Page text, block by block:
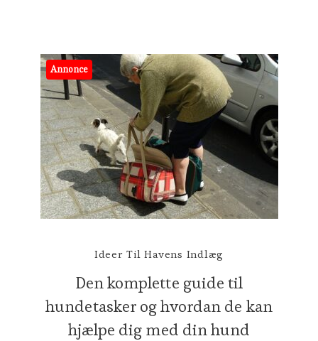
Annonce
Ideer Til Havens Indlæg
Den komplette guide til
hundetasker og hvordan de kan
hjælpe dig med din hund